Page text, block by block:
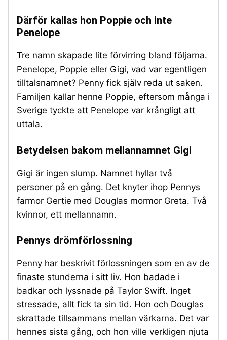
Därför kallas hon Poppie och inte
Penelope
Tre namn skapade lite förvirring bland följarna.
Penelope, Poppie eller Gigi, vad var egentligen
tilltalsnamnet? Penny fick själv reda ut saken.
Familjen kallar henne Poppie, eftersom många i
Sverige tyckte att Penelope var krångligt att
uttala.
Betydelsen bakom mellannamnet Gigi
Gigi är ingen slump. Namnet hyllar två
personer på en gång. Det knyter ihop Pennys
farmor Gertie med Douglas mormor Greta. Två
kvinnor, ett mellannamn.
Pennys drömförlossning
Penny har beskrivit förlossningen som en av de
finaste stunderna i sitt liv. Hon badade i
badkar och lyssnade på Taylor Swift. Inget
stressade, allt fick ta sin tid. Hon och Douglas
skrattade tillsammans mellan värkarna. Det var
hennes sista gång, och hon ville verkligen njuta